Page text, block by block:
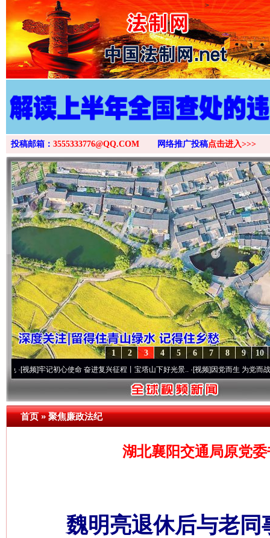
>
投稿邮箱： 3555333776@QQ.COM 网络推广投稿点击进入>>>
10
9
8
7
6
5
4
3
2
1
牢记初心使命 奋进复兴征程丨宝塔山下好光景..·[视频]因党而生 为党而战——百年“
首页»聚焦廉政法纪
湖北襄阳交通局原党
魏明亮退休后与老同